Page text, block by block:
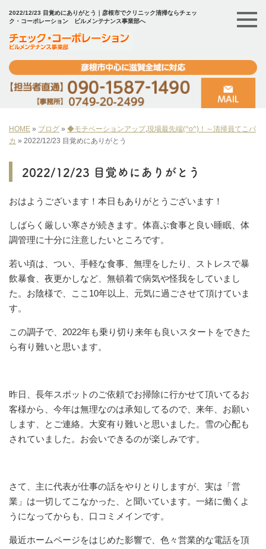
2022/12/23 目覚めにありがとう｜彦根市でクリニック清掃ならチェッ
ク・コーポレーション ビルメンテナンス事業部へ
HOME » ブログ » ◆モチベーションアップ,現場最先端(^o^)！～清掃員てこパ
カ » 2022/12/23 目覚めにありがとう
2022/12/23 目覚めにありがとう
おはようございます！本日もありがとうございます！
しばらく厳しい寒さが続きます。体喜ぶ食事と良い睡眠、体
調管理に十分に注意したいところです。
若い頃は、つい、手軽な食事、無理をしたり、ストレスで暴
飲暴食、夜更かしなど、無頓着で病気や怪我をしていまし
た。お陰様で、ここ10年以上、元気に過ごさせて頂けていま
す。
この調子で、2022年も乗り切り来年も良いスタートをできた
ら有り難いと思います。
昨日、長年スポットのご依頼でお掃除に行かせて頂いてるお
客様から、今年は無理なのは承知してるので、来年、お願い
します、とご連絡。大変有り難いと思いました。雪の心配も
されていました。お会いできるのが楽しみです。
さて、主に代表が仕事の話をやりとりしますが、実は「営
業」は一切してこなかった、と聞いています。一緒に働くよ
うになってからも、口コミメインです。
最近ホームページをはじめた影響で、色々営業的な電話を頂